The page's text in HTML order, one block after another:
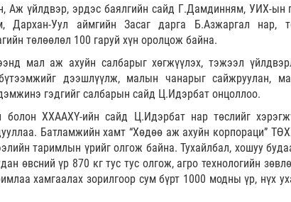
Аж үйлдвэр, эрдэс баялгийн сайд Г.Дамдинням, УИХ-ын
Уул аймгийн Засаг дарга Б.Азжаргал нар,
төлөөлөл 100 гаруй хүн оролцож байна.
мал аж ахуйн салбарыг хөгжүүлэх, тэжээл
дээшлүүлж, малын чанарыг сайжруулан,
гэдгийг салбарын сайд Ц.Идэрбат онцоллоо.
ХХААХҮ-ийн сайд Ц.Идэрбат нар төслийг
Батламжийн хамт “Хөдөө аж ахуйн корпораци”
таримлын үрийг олгож байна. Тухайлбал, хошуу
өвсний үр 870 кг тус тус олгож, агро технологийн
хамгаалах зорилгоор сум бүрт 1000 модны үр, нүх